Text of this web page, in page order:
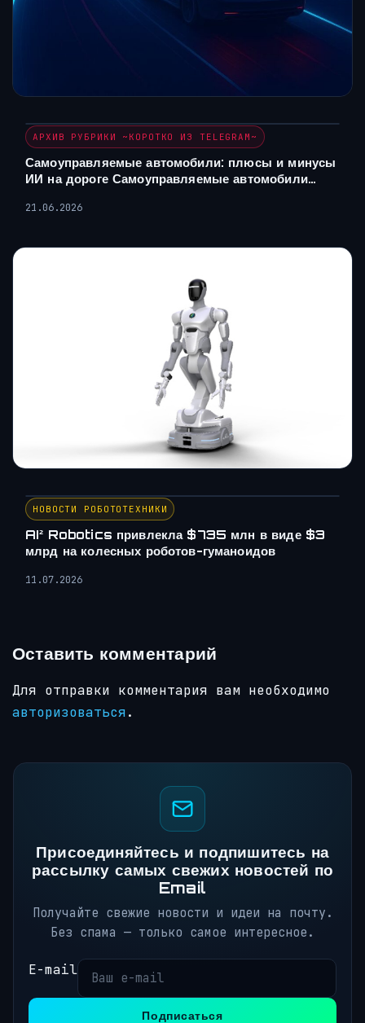
АРХИВ РУБРИКИ ~КОРОТКО ИЗ TELEGRAM~
Самоуправляемые автомобили: плюсы и минусы
ИИ на дороге Самоуправляемые автомобили…
21.06.2026
НОВОСТИ РОБОТОТЕХНИКИ
AI² Robotics привлекла $735 млн в виде $3
млрд на колесных роботов-гуманоидов
11.07.2026
Оставить комментарий
Для отправки комментария вам необходимо
авторизоваться.
Присоединяйтесь и подпишитесь на
рассылку самых свежих новостей по
Email
Получайте свежие новости и идеи на почту.
Без спама — только самое интересное.
E-mail
Подписаться